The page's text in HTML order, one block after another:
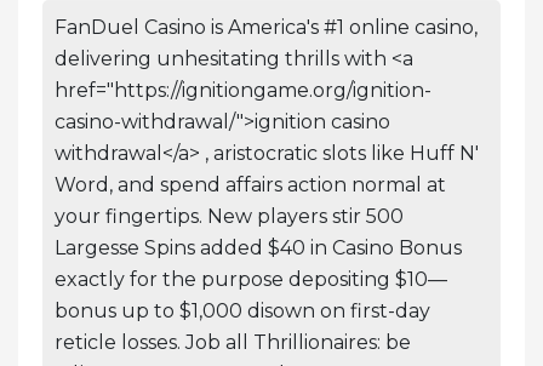
FanDuel Casino is America's #1 online casino,
delivering unhesitating thrills with <a
href="https://ignitiongame.org/ignition-
casino-withdrawal/">ignition casino
withdrawal</a> , aristocratic slots like Huff N'
Word, and spend affairs action normal at
your fingertips. New players stir 500
Largesse Spins added $40 in Casino Bonus
exactly for the purpose depositing $10—
bonus up to $1,000 disown on first-day
reticle losses. Job all Thrillionaires: be